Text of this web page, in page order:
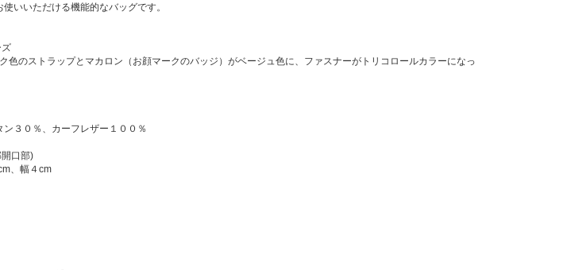
いいただける機能的なバッグです。
色のストラップとマカロン（お顔マークのバッジ）がベージュ色に、ファスナーがトリコロールカラーになっ
３０％、カーフレザー１００％
口部)
、幅４cm